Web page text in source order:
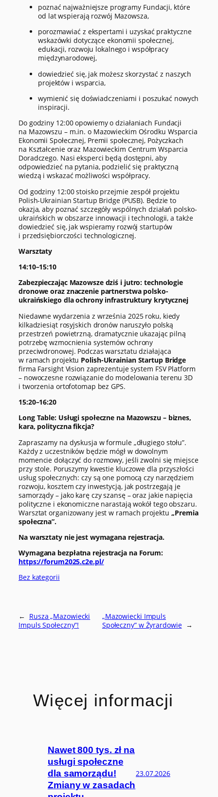
poznać najważniejsze programy Fundacji, które
od lat wspierają rozwój Mazowsza,
porozmawiać z ekspertami i uzyskać praktyczne
wskazówki dotyczące ekonomii społecznej,
edukacji, rozwoju lokalnego i współpracy
międzynarodowej,
dowiedzieć się, jak możesz skorzystać z naszych
projektów i wsparcia,
wymienić się doświadczeniami i poszukać nowych
inspiracji.
Do godziny 12:00 opowiemy o działaniach Fundacji
na Mazowszu – m.in. o Mazowieckim Ośrodku Wsparcia
Ekonomii Społecznej, Premii społecznej, Pożyczkach
na Kształcenie oraz Mazowieckim Centrum Wsparcia
Doradczego. Nasi eksperci będą dostępni, aby
odpowiedzieć na pytania, podzielić się praktyczną
wiedzą i wskazać możliwości współpracy.
Od godziny 12:00 stoisko przejmie zespół projektu
Polish-Ukrainian Startup Bridge (PUSB). Będzie to
okazja, aby poznać szczegóły wspólnych działań polsko-
ukraińskich w obszarze innowacji i technologii, a także
dowiedzieć się, jak wspieramy rozwój startupów
i przedsiębiorczości technologicznej.
Warsztaty
14:10–15:10
Zabezpieczając Mazowsze dziś i jutro: technologie
dronowe oraz znaczenie partnerstwa polsko-
ukraińskiego dla ochrony infrastruktury krytycznej
Niedawne wydarzenia z września 2025 roku, kiedy
kilkadziesiąt rosyjskich dronów naruszyło polską
przestrzeń powietrzną, dramatycznie ukazając pilną
potrzebę wzmocnienia systemów ochrony
przeciwdronowej. Podczas warsztatu działająca
w ramach projektu Polish-Ukrainian Startup Bridge
firma Farsight Vision zaprezentuje system FSV Platform
– nowoczesne rozwiązanie do modelowania terenu 3D
i tworzenia ortofotomap bez GPS.
15:20–16:20
Long Table: Usługi społeczne na Mazowszu – biznes,
kara, polityczna fikcja?
Zapraszamy na dyskusja w formule „długiego stołu”.
Każdy z uczestników będzie mógł w dowolnym
momencie dołączyć do rozmowy, jeśli zwolni się miejsce
przy stole. Poruszymy kwestie kluczowe dla przyszłości
usług społecznych: czy są one pomocą czy narzędziem
rozwoju, kosztem czy inwestycją, jak postrzegają je
samorządy – jako karę czy szansę – oraz jakie napięcia
polityczne i ekonomiczne narastają wokół tego obszaru.
Warsztat organizowany jest w ramach projektu ,,Premia
społeczna”.
Na warsztaty nie jest wymagana rejestracja.
Wymagana bezpłatna rejestracja na Forum:
https://forum2025.c2e.pl/
Bez kategorii
← Rusza „Mazowiecki
Impuls Społeczny”!
„Mazowiecki Impuls
Społeczny” w Żyrardowie →
Więcej informacji
Nawet 800 tys. zł na
usługi społeczne
dla samorządu!
Zmiany w zasadach
23.07.2026